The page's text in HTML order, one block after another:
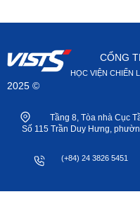
2025 ©
CỔNG
HỌC VIỆN CHIẾN
Tầng 8, Tòa nhà Cục
Số 115 Trần Duy Hưng,
(+84) 24 3826 5451